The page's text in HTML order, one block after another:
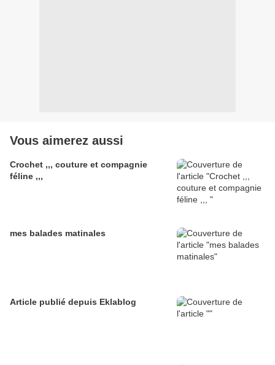
Vous aimerez aussi
Crochet ,,, couture et compagnie
féline ,,,
mes balades matinales
Article publié depuis Eklablog